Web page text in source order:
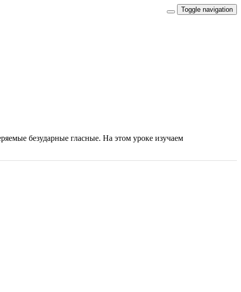
Toggle navigation
безударные гласные. На этом уроке изучаем